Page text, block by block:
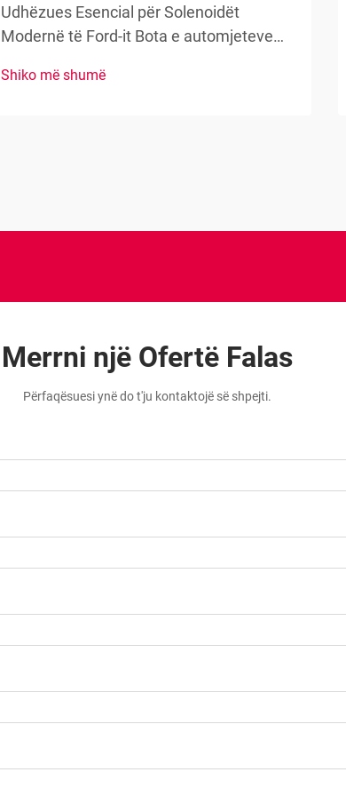
Udhëzues Esencial për Solenoidët
Modernë të Ford-it Bota e automjeteve
nisës Ford mbetet një komponent kyç në
Shiko më shumë
Merrni një Ofertë Falas
Përfaqësuesi ynë do t'ju kontaktojë së shpejti.